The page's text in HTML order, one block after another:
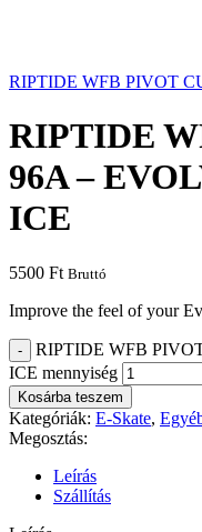
RIPTIDE WFB PIVOT
RIPTIDE
96A –
ICE
5500 Ft Bruttó
Improve the feel of your
RIPTIDE WFB
ICE mennyiség
Kosárba teszem
Kategóriák: E-Skate,
Megosztás:
Leírás
Szállítás